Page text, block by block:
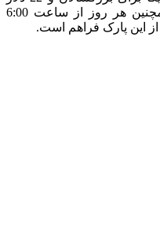
آمریکا برای کودکان است. همچنین هر روز از ساعت 6:00